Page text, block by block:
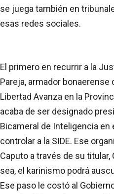
se juega también en
esas redes sociales.
El primero en recurrir a la
Pareja, armador bonaerense
Libertad Avanza en la
acaba de ser designado
Bicameral de Inteligencia en
controlar a la SIDE. Ese
Caputo a través de su titular,
sea, el karinismo podrá
Ese paso le costó al